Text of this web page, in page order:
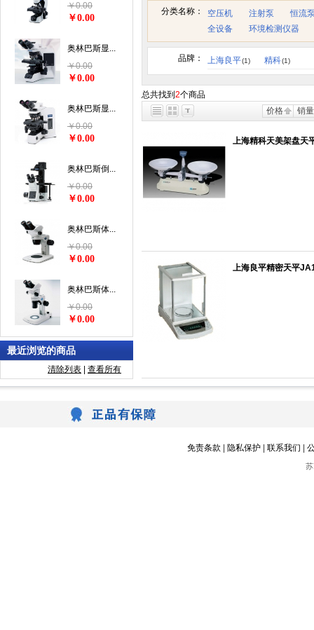
￥0.00
￥0.00
奥林巴斯显...
￥0.00
￥0.00
奥林巴斯显...
￥0.00
￥0.00
奥林巴斯倒...
￥0.00
￥0.00
奥林巴斯体...
￥0.00
￥0.00
奥林巴斯体...
￥0.00
￥0.00
最近浏览的商品
清除列表 查看所有
分类名称： 空压机 注射泵
恒流
全设备
环境检测仪器
品牌： 上海良平(1) 精科(1)
总共找到 2个商品
价格
销量
上海精科天美架盘天
上海良平精密天平
免责条款 隐私保护| 联系我们